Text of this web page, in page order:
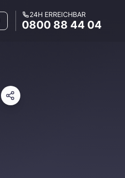
24H ERREICHBAR
0800 88 44 04